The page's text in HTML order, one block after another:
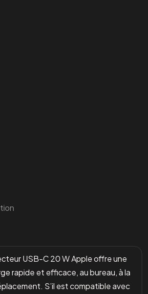
USB-C 20 W Apple offre une
rapide et efficace, au bureau, à la
S’il est compatible avec